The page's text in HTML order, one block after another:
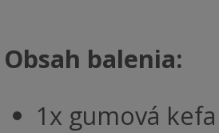
Obsah balenia:
1x gumová